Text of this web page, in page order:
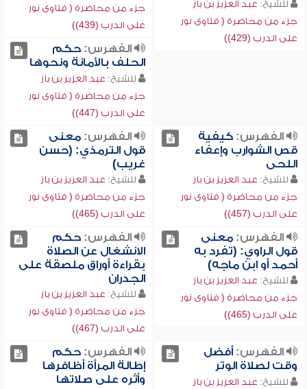
للشيخ: عبد العزيز بن باز
جزء من محاضرة ( فتاوى نور
على الدرب (429))
جزء من محاضرة ( فتاوى نور
على الدرب (439))
الفهرس:حكم
الحلف بالأمانة ونحوها
للشيخ: عبد العزيز بن باز
جزء من محاضرة ( فتاوى نور
على الدرب (447))
الفهرس:كيفية
قص الشوارب وإعفاء
اللحى
للشيخ: عبد العزيز بن باز
جزء من محاضرة ( فتاوى نور
على الدرب (457))
الفهرس:معنى
قول الترمذي: (حسن
غريب)
للشيخ: عبد العزيز بن باز
جزء من محاضرة ( فتاوى نور
على الدرب (465))
الفهرس:معنى
قول الراوي: (تفرد به
أحمد أو ابن ماجه)
للشيخ: عبد العزيز بن باز
جزء من محاضرة ( فتاوى نور
على الدرب (465))
الفهرس:حكم
الانشغال عن الصلاة
بقراءة أوراق ملصقة على
الجدران
للشيخ: عبد العزيز بن باز
جزء من محاضرة ( فتاوى نور
على الدرب (467))
الفهرس:أفضل
وقت لصلاة الوتر
للشيخ: عبد العزيز بن باز
الفهرس:حكم
إطالة المرأة أظافرها
وأثره على صلاتها